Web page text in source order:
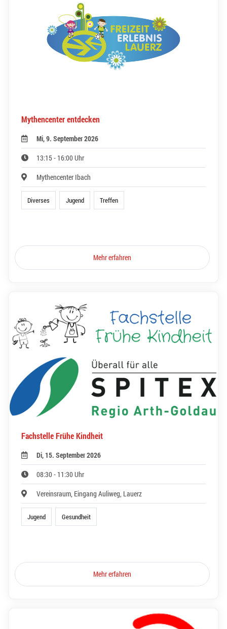
Mythencenter entdecken
Mi, 9. September 2026
13:15 - 16:00 Uhr
Mythencenter Ibach
Diverses Jugend Treffen
Mehr erfahren
Fachstelle Frühe Kindheit
Di, 15. September 2026
08:30 - 11:30 Uhr
Vereinsraum, Eingang Auliweg, Lauerz
Jugend Gesundheit
Mehr erfahren